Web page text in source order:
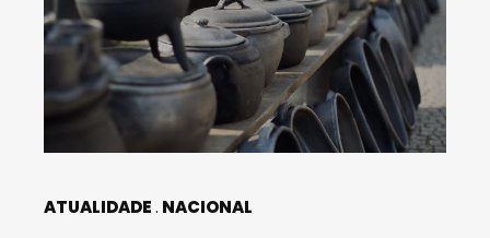
ATUALIDADE NACIONAL